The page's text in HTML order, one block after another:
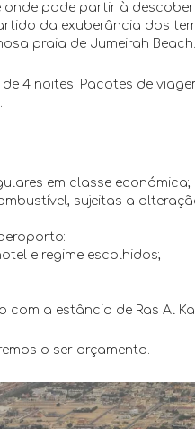
onde pode partir à
da exuberância dos
praia de Jumeirah Beach.
4 noites. Pacotes de
em classe económica;
sujeitas a
e regime escolhidos;
com a estância de Ras Al
o ser orçamento.